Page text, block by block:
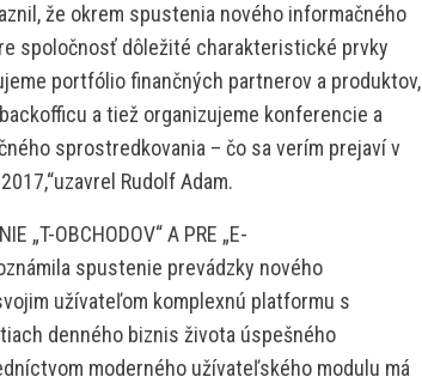
že okrem spustenia nového informačného
spoločnosť dôležité charakteristické prvky
portfólio finančných partnerov a produktov,
a tiež organizujeme konferencie a
sprostredkovania – čo sa verím prejaví v
Rudolf Adam.
„T-OBCHODOV“ A PRE „E-
spustenie prevádzky nového
užívateľom komplexnú platformu s
denného biznis života úspešného
moderného užívateľského modulu má